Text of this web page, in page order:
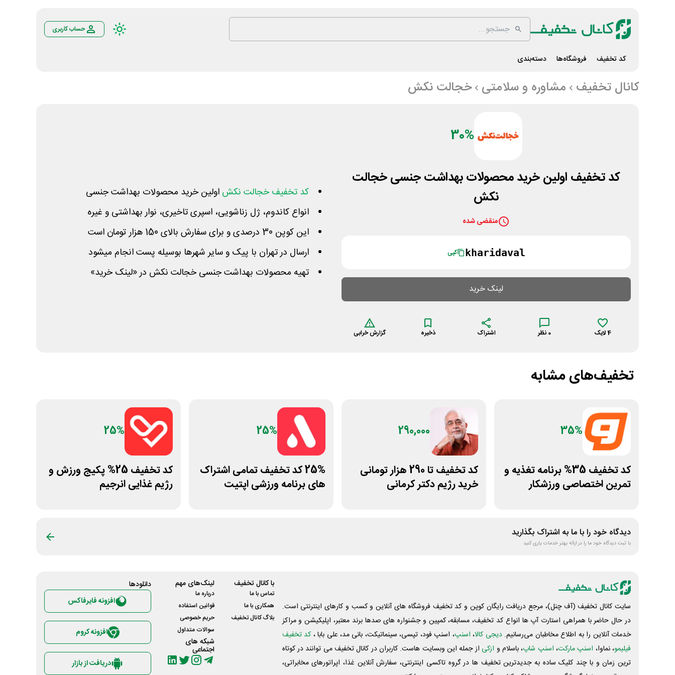
حساب کاربری
کد تخفیف فروشگاه‌ها دسته‌بندی
کانال تخفیف مشاوره و سلامتی خجالت نکش
30%
کد تخفیف اولین خرید محصولات بهداشت جنسی خجالت
نکش
منقضی شده
kharidaval کپی
لینک خرید
4 لایک 0 نظر اشتراک ذخیره گزارش خرابی
کد تخفیف خجالت نکش اولین خرید محصولات بهداشت جنسی
انواع کاندوم، ژل زناشویی، اسپری تاخیری، نوار بهداشتی و غیره
این کوپن 30 درصدی و برای سفارش بالای 150 هزار تومان است
ارسال در تهران با پیک و سایر شهرها بوسیله پست انجام میشود
تهیه محصولات بهداشت جنسی خجالت نکش در «لینک خرید»
تخفیف‌های مشابه
35%
کد تخفیف 35% برنامه تغذیه و
تمرین اختصاصی ورزشکار
290,000
کد تخفیف تا 290 هزار تومانی
خرید رژیم دکتر کرمانی
25%
25% کد تخفیف تمامی اشتراک
های برنامه ورزشی اپتیت
25%
کد تخفیف 25% پکیج ورزش و
رژیم غذایی انرجیم
دیدگاه خود را با ما به اشتراک بگذارید
با ثبت دیدگاه خود ما را در ارائه بهتر خدمات یاری کنید
سایت کانال تخفیف (آف چنل)، مرجع دریافت رایگان کوپن و کد تخفیف فروشگاه های آنلاین و کسب و‌ کارهای اینترنتی است.
در حال حاضر با همراهی استارت آپ ها انواع کد تخفیف، مسابقه، کمپین و جشنواره های صدها برند معتبر، اپلیکیشن و مراکز
خدمات آنلاین را به اطلاع مخاطبان می‌رسانیم. دیجی کالا، اسنپ، اسنپ فود، تپسی، سینماتیکت، بانی مد، علی‌ بابا ، کد تخفیف
فیلیمو، نماوا، اسنپ مارکت، اسنپ شاپ، باسلام و ازکی از جمله این وبسایت ‌هاست. کاربران در کانال تخفیف می توانند در کوتاه
ترین زمان و با چند کلیک ساده به جدیدترین تخفیف ها در گروه تاکسی اینترنتی، سفارش آنلاین غذا، اپراتورهای مخابراتی،
با کانال تخفیف
تماس با ما
همکاری با ما
بلاگ کانال تخفیف
لینک‌های مهم
درباره ما
قوانین استفاده
حریم خصوصی
سوالات متداول
شبکه های
اجتماعی
دانلود‌ها
افزونه فایرفاکس
افزونه کروم
دریافت از بازار